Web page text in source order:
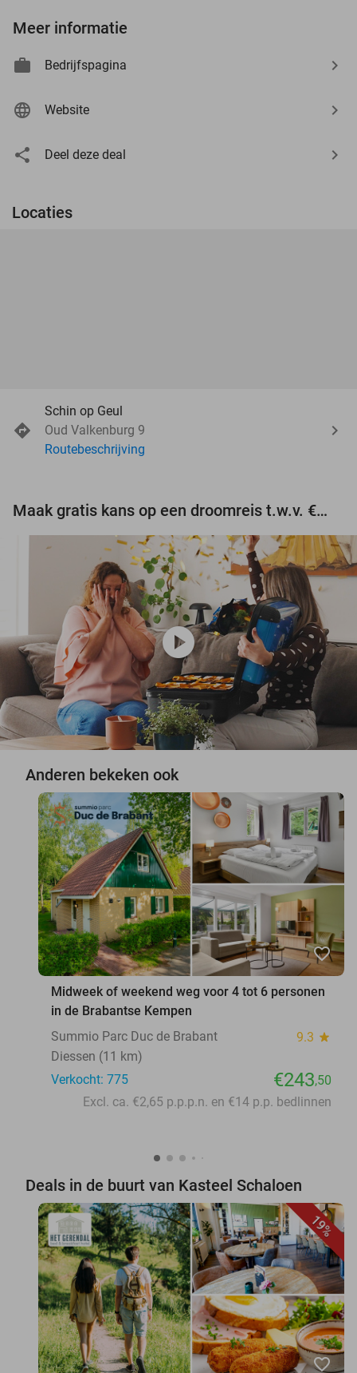
Meer informatie
Bedrijfspagina
Website
Deel deze deal
Locaties
Schin op Geul
Oud Valkenburg 9
Routebeschrijving
Maak gratis kans op een droomreis t.w.v. €3.000!
play_circle
Anderen bekeken ook
favorite_border
Midweek of weekend weg voor 4 tot 6 personen
in de Brabantse Kempen
Summio Parc Duc de Brabant
9.3 star
Diessen (11 km)
Verkocht: 775
€243,50
Excl. ca. €2,65 p.p.p.n. en €14 p.p. bedlinnen
Deals in de buurt van Kasteel Schaloen
19%
favorite_border